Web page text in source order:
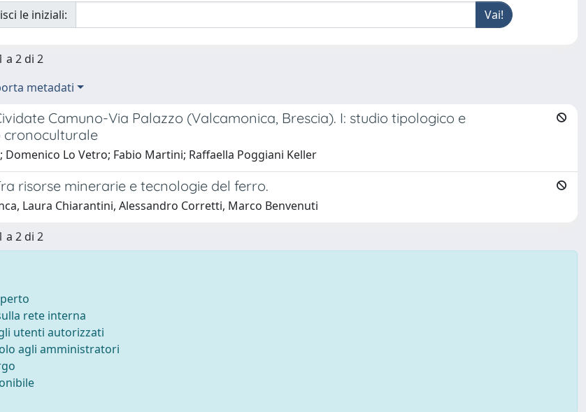
le iniziali:
a 2 di 2
metadati
Camuno-Via Palazzo (Valcamonica, Brescia). I: studio tipologico e
Domenico Lo Vetro; Fabio Martini; Raffaella Poggiani Keller
risorse minerarie e tecnologie del ferro.
Laura Chiarantini, Alessandro Corretti, Marco Benvenuti
a 2 di 2
rete interna
utenti autorizzati
agli amministratori